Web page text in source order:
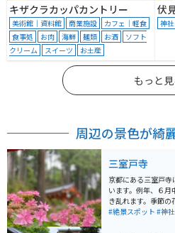
キザクラカッパカントリー
美術館｜資料館 商業施設
カフェ｜軽食
食事処
お肉 海鮮 麺類 お酒
ソフト
クリーム
スイーツ お土産
伏
神
もっと見
周辺の景色が綺
三室戸寺
京都にある三室戸
います。例年、６
き乱れます。季節
は特にオススメです
#絶景スポット #神